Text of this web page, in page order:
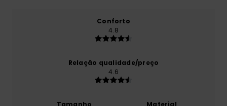
Conforto
4.8
Relação qualidade/preço
4.6
Tamanho
Material